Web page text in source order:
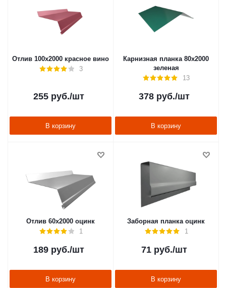
Отлив 100х2000 красное вино
3
255 руб./шт
В корзину
Карнизная планка 80х2000
зеленая
13
378 руб./шт
В корзину
Отлив 60х2000 оцинк
1
189 руб./шт
В корзину
Заборная планка оцинк
1
71 руб./шт
В корзину